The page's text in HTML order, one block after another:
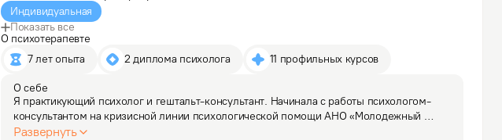
Индивидуальная
Показать все
О психотерапевте
7 лет опыта
2 диплома психолога 11 профильных курсов
О себе
Я практикующий психолог и гештальт-консультант. Начинала с работы психологом-
консультантом на кризисной линии психологической помощи АНО «Молодежный
телефон доверия». Также работала педагогом-психологом с детьми и подростками
Развернуть